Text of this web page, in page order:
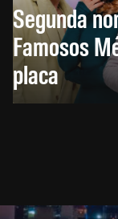
Segunda
Famosos
placa